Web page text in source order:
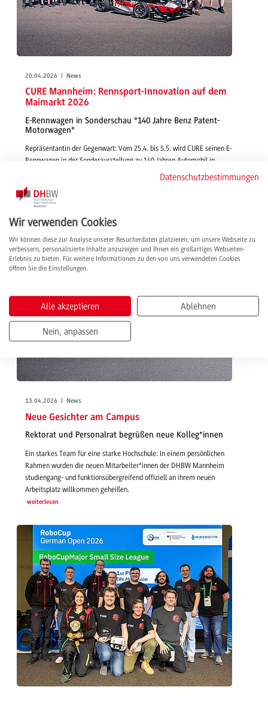
20.04.2026 | News
CURE Mannheim: Rennsport-Innovation auf dem
Maimarkt 2026
E-Rennwagen in Sonderschau "140 Jahre Benz Patent-
Motorwagen"
Repräsentantin der Gegenwart: Vom 25.4. bis 5.5. wird CURE seinen E-
Rennwagen in der Sonderausstellung zu 140 Jahren Automobil in
Mannheim präsentieren – und somit auf Deutschlands größter
weiterlesen
13.04.2026 | News
Neue Gesichter am Campus
Rektorat und Personalrat begrüßen neue Kolleg*innen
Ein starkes Team für eine starke Hochschule: In einem persönlichen
Rahmen wurden die neuen Mitarbeiter*innen der DHBW Mannheim
studiengang- und funktionsübergreifend offiziell an ihrem neuen
Arbeitsplatz willkommen geheißen.
weiterlesen
Datenschutzbestimmungen
Wir verwenden Cookies
Wir können diese zur Analyse unserer Besucherdaten platzieren, um unsere Webseite zu
verbessern, personalisierte Inhalte anzuzeigen und Ihnen ein großartiges Webseiten-
Erlebnis zu bieten. Für weitere Informationen zu den von uns verwendeten Cookies
öffnen Sie die Einstellungen.
Alle akzeptieren Ablehnen
Nein, anpassen